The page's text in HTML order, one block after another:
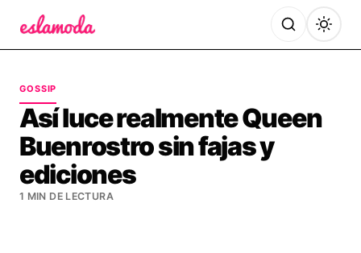
GOSSIP
Así luce realmente Queen
Buenrostro sin fajas y
ediciones
1 MIN DE LECTURA